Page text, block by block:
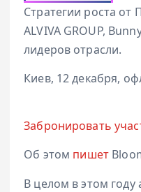
Стратегии роста от
ALVIVA GROUP,
лидеров отрасли.
Киев, 12 декабря,
Забронировать
Об этом пишет
В целом в этом